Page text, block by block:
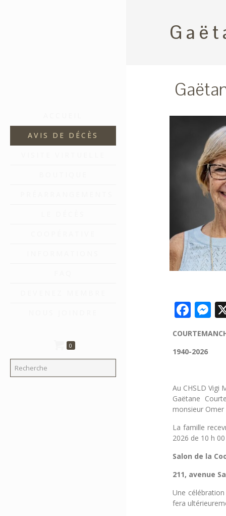
AVIS DE DÉCÈS
0
1940-2026
Au CHSLD Vigi
Gaëtane
monsieur Omer
La famille
2026 de 10 h
Salon de la
211, avenue
Une
fera